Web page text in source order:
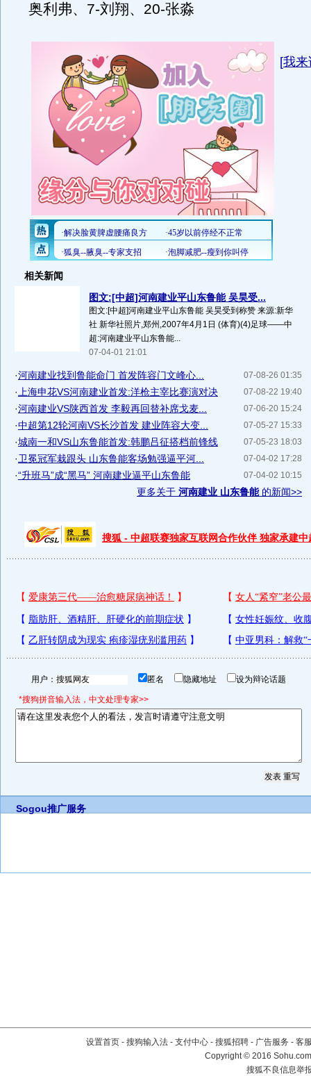
奥利弗、7-刘翔、20-张淼
[我
相关新闻
图文:[中超]河南建业平山东鲁能 吴昊受...
图文:[中超]河南建业平山东鲁能 吴昊受到称赞 来源:新华
社 新华社照片,郑州,2007年4月1日 (体育)(4)足球――中
超:河南建业平山东鲁能...
07-04-01 21:01
07-08-26 01:35
·河南建业找到鲁能命门 首发阵容门文峰心...
07-08-22 19:40
· 上海申花VS河南建业首发:洋枪主宰比赛演对决
07-06-20 15:24
·河南建业VS陕西首发 李毅再回替补席戈麦...
07-05-27 15:33
·中超第12轮河南VS长沙首发 建业阵容大变...
07-05-23 18:03
·城南一和VS山东鲁能首发:韩鹏吕征搭档前锋线
07-04-02 17:28
·卫冕冠军栽跟头 山东鲁能客场勉强逼平河...
07-04-02 10:15
·“升班马”成“黑马” 河南建业逼平山东鲁能
更多关于 河南建业 山东鲁能的新闻>>
搜狐 - 中超联赛独家互联网合作伙伴 独家承建中
用户： 匿名 隐藏地址 设为辩论话题
*搜狗拼音输入法，中文处理专家>>
Sogou推广服务
设置首页 - 搜狗输入法 - 支付中心 - 搜狐招聘 - 广告服务 - 客
Copyright©2016
搜狐不良信息举